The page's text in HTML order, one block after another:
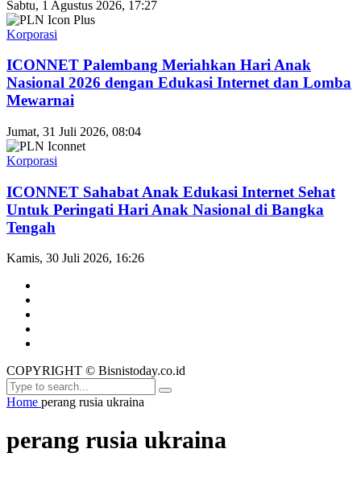
Sabtu, 1 Agustus 2026, 17:27
Korporasi
ICONNET Palembang Meriahkan Hari Anak
Nasional 2026 dengan Edukasi Internet dan Lomba
Mewarnai
Jumat, 31 Juli 2026, 08:04
Korporasi
ICONNET Sahabat Anak Edukasi Internet Sehat
Untuk Peringati Hari Anak Nasional di Bangka
Tengah
Kamis, 30 Juli 2026, 16:26
COPYRIGHT © Bisnistoday.co.id
Home perang rusia ukraina
perang rusia ukraina